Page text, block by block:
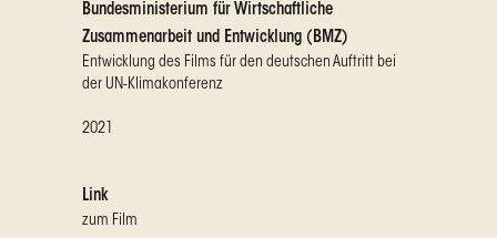
Bundesministerium für Wirtschaftliche
Zusammenarbeit und Entwicklung (BMZ)
Entwicklung des Films für den deutschen Auftritt bei
der UN-Klimakonferenz
2021
Link
zum Film